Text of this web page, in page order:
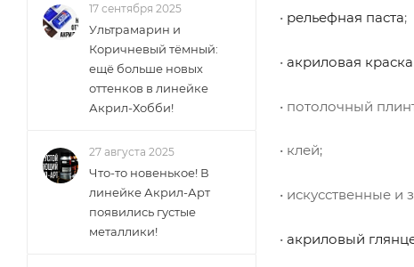
• рельефная паста;
• акриловая
• потолочный
• клей;
• искусственные
• акриловый
17 сентября 2025
Ультрамарин и
Коричневый тёмный:
ещё больше новых
оттенков в линейке
Акрил-Хобби!
27 августа 2025
Что-то новенькое! В
линейке Акрил-Арт
появились густые
металлики!